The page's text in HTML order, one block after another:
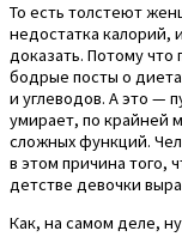
То есть толстеют
недостатка калорий,
доказать. Потому что
бодрые посты о
и углеводов. А это —
умирает, по крайней
сложных функций.
в этом причина того,
детстве девочки
Как, на самом деле,